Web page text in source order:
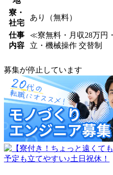
寮・
社宅
あり（無料）
仕事
内容
≪寮無料・月収28万円
立・機械操作 交替制
募集が停止しています